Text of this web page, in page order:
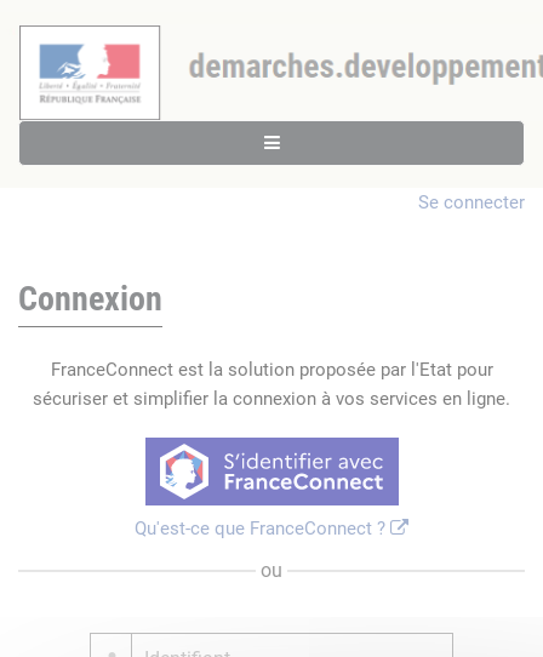
Se connecter
Connexion
FranceConnect est la solution proposée par l'Etat pour
sécuriser et simplifier la connexion à vos services en ligne.
Qu'est-ce que FranceConnect ?
ou